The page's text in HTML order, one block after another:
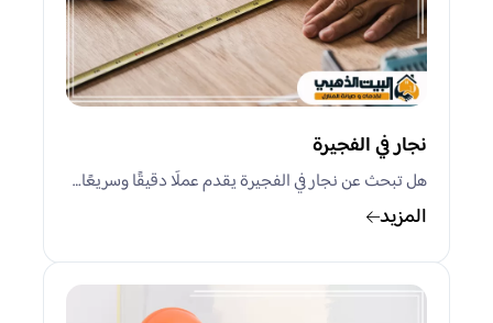
نجار في الفجيرة
هل تبحث عن نجار في الفجيرة يقدم عملًا دقيقًا وسريعًا…
المزيد